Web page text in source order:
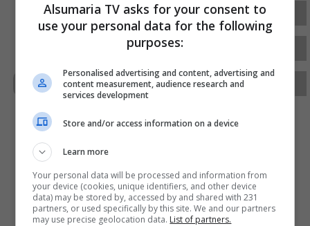
بالديوانية
مديرية شرطة محافظة الديوانية
السومرية نيوز
عبد الجليل
جنوب بغداد الديوانية السومرية
Alsumaria TV asks for your consent to
use your personal data for the following
purposes:
Personalised advertising and content, advertising and
content measurement, audience research and
services development
Store and/or access information on a device
Learn more
Your personal data will be processed and information from
your device (cookies, unique identifiers, and other device
data) may be stored by, accessed by and shared with 231
partners, or used specifically by this site. We and our partners
may use precise geolocation data. List of partners.